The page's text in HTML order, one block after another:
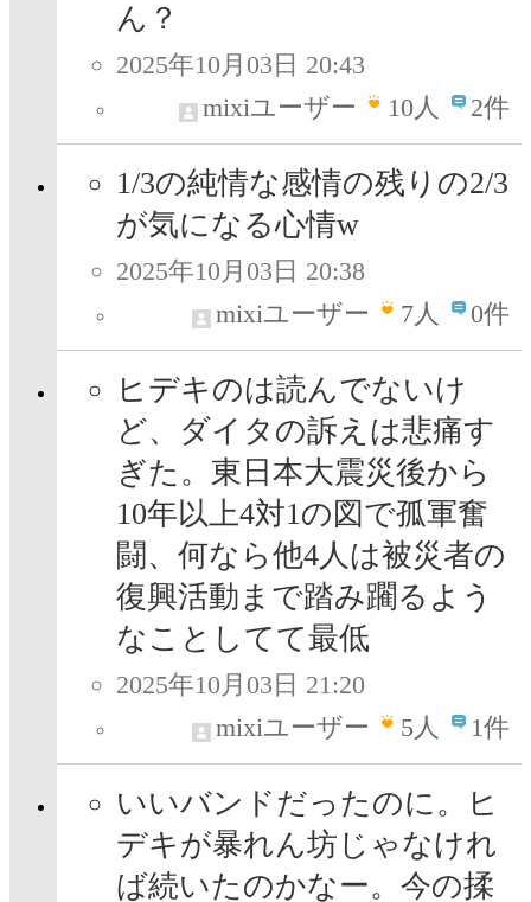
ん？
2025年10月03日 20:43
mixiユーザー
10人 2件
1/3の純情な感情の残りの2/3
が気になる心情w
2025年10月03日 20:38
mixiユーザー
7人 0件
ヒデキのは読んでないけ
ど、ダイタの訴えは悲痛す
ぎた。東日本大震災後から
10年以上4対1の図で孤軍奮
闘、何なら他4人は被災者の
復興活動まで踏み躙るよう
なことしてて最低
2025年10月03日 21:20
mixiユーザー
5人 1件
いいバンドだったのに。ヒ
デキが暴れん坊じゃなけれ
ば続いたのかなー。今の揉